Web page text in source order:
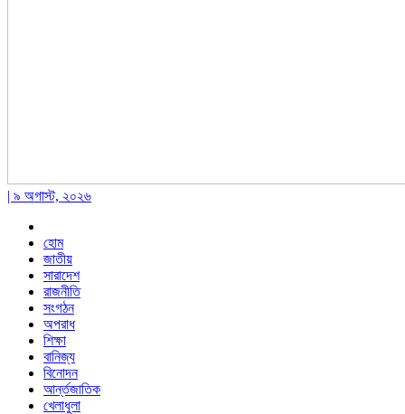
| ৯ অগাস্ট, ২০২৬
হোম
জাতীয়
সারাদেশ
রাজনীতি
সংগঠন
অপরাধ
শিক্ষা
বানিজ্য
বিনোদন
আর্ন্তজাতিক
খেলাধুলা